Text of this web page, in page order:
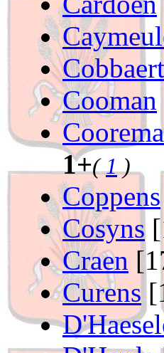
Cobbaert
Cooman
1+(1)
Coppens
Cosyns
Craen
Curens